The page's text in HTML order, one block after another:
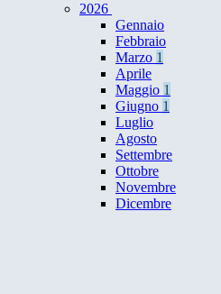
2026
Gennaio
Febbraio
Marzo 1
Aprile
Maggio 1
Giugno 1
Luglio
Agosto
Settembre
Ottobre
Novembre
Dicembre